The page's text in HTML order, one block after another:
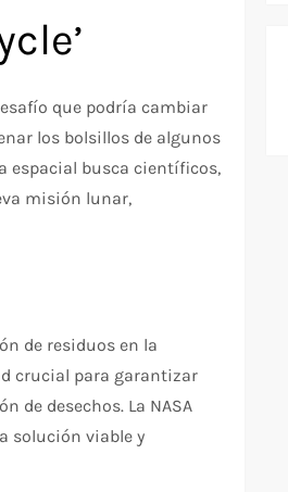
que podría cambiar
los bolsillos de algunos
espacial busca científicos,
misión lunar,
de residuos en la
crucial para garantizar
de desechos. La NASA
solución viable y